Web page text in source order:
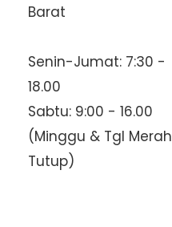
Barat
Senin-Jumat: 7:30 -
18.00
Sabtu: 9:00 - 16.00
(Minggu & Tgl Merah
Tutup)